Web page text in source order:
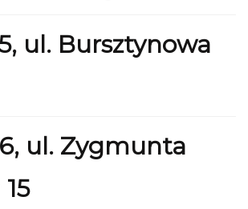
ul. Bursztynowa
ul. Zygmunta